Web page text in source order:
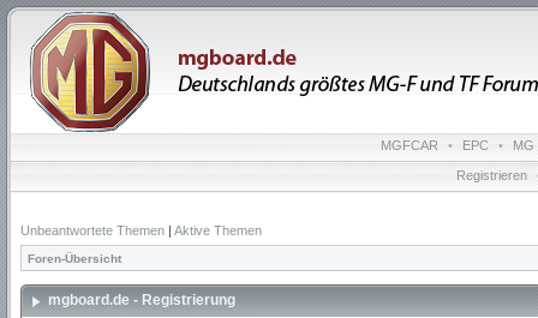
MGFCAR • EPC • MG
Registrieren
Unbeantwortete Themen | Aktive Themen
Foren-Übersicht
mgboard.de - Registrierung